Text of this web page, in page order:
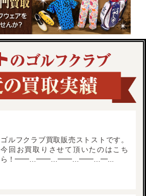
ゴルフクラブ買取販売ストストです。
今回お買取りさせて頂いたのはこち
ら！━━…━━…━━…━━…━...